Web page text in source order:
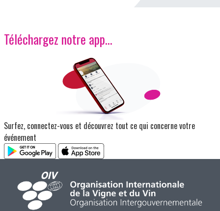
Téléchargez notre app…
Surfez, connectez-vous et découvrez tout ce qui concerne votre
événement